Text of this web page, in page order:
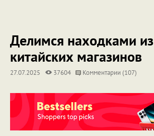
Делимся находками из
китайских магазинов
27.07.2025 37604 Комментарии (107)